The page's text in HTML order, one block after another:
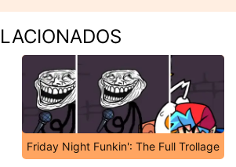
Friday Night Funkin': The Full Trollage